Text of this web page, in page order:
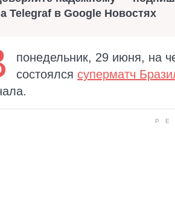
Telegraf в Google Новостях
понедельник, 29 июня, на
состоялся суперматч